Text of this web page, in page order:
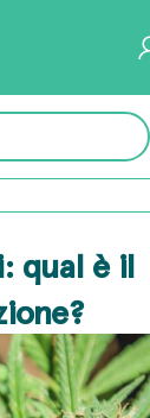
qual è il